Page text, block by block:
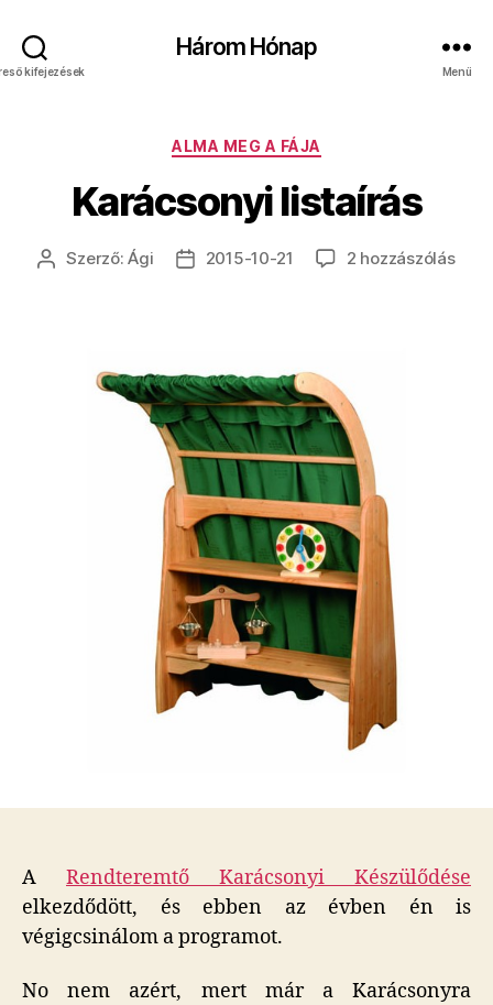
kifejezések
Három Hónap
Menü
Kategóriák
ALMA MEG A FÁJA
Karácsonyi listaírás
Bejegyzés
Szerző:Ági
Bejegyzés
2015-10-21 2 hozzászólás
A Rendteremtő Karácsonyi Készülődése
elkezdődött, és ebben az évben én is
végigcsinálom a programot.
No nem azért, mert már a Karácsonyra